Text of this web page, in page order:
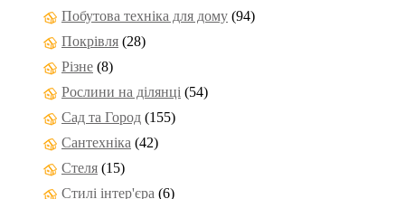
Побутова техніка для дому (94)
Покрівля (28)
Різне (8)
Рослини на ділянці (54)
Сад та Город (155)
Сантехніка (42)
Стеля (15)
Стилі інтер'єра (6)